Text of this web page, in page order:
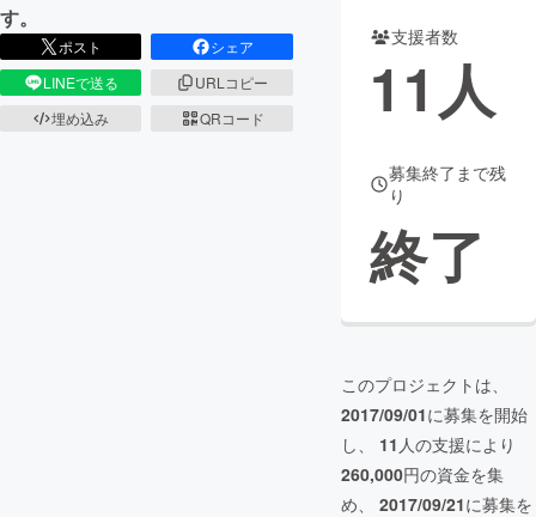
す。
ポスト
シェア
LINEで送る
URLコピー
埋め込み
QRコード
支援者数
11 人
募集終了まで残
り
終了
このプロジェクトは、
2017/09/01に募集を開始
し、 11 人の支援により
260,000円の資金を集
め、 2017/09/21に募集を